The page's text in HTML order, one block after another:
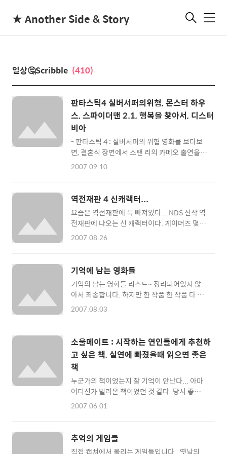
★ Another Side & Story 메
일상🤔Scribble (410)
판타스틱4 실버서퍼의위협, 몬스터 하우
스, 스파이더맨 2.1, 행복을 찾아서, 디스터
비아
- 판타스틱 4 : 실버서퍼의 위협 영화를 보다보
면, 결혼식 장면에서 스탠 리의 카메오 출연을
볼 수 있다. 자신이 초대되었을거라고 확신하는
연출했다.. - 몬스터 하우스 스티브 부세미의 목
소리가 나오는 것을 대번에 알 수 있는 작품.. 캐
랙터들의 표정이 살아있다... - 스파이더맨 2.1
스파이더맨 2 극장판에서 8분 정도 추가된 스파
이더맨 2.1 이 장면...스파이더맨 2.1에 추가된
알게되면 많은 것을 생각해 볼 수 있는 영화... -
디스터비아 디스터비아... 이 영화에서 스필버
그에게 뛰어난 연기실력을 인정받..
2007.09.10
역전재판 4 신캐랙터...
요즘은 역전재판에 푹 빠져있다... NDS 신작 역
전재판에 나오는 신 캐랙터이다. 게이머즈 몇월
호엔가 이 캐랙터가 전작의 히로인이라 쓰인것
역전재판 블로그 :
http://www3.capcom.co.jp/ds_saiban/blog/
역전재판 1,2,3, 공략페이지
http://soulbomb.wo.to/game/
역전재판 4에 나루호도(전작의 주인공) 출연한
때 나온 재미있는 추측 삽화 -조언자 -왠지 하렘
-사망 -호시카게화 -최종보스 -4대 코로시야(..
2007.08.26
기억에 남는 영화들
기억의 남는 영화들 리스트~ 정리되어있지 않
아서 죄송합니다. 하지만 한 작품 한 작품 다 볼
만한 영화들이에요~ The Natural.. 야구 영
씨전 (Executive Decision) 타임투 킬 더 고스
트 앤 다크니스 프라이멀 피어 에어버드 LA 탈
출 저주받은 아이들의 도시 (John
Carpenter's Village Of The Damned) 벅스
라이프 하이랜더 Buried Alive (생매장)
Johnny Mnemonic (코드명 J) 브레이크다운
그로스 포인트 블랭크 홍번구 플라이 포트리스
구니스 그밖에.. 드라이브 1996 콘택트
2007.08.03
소울메이트 : 시작하는 연인들에게 추천하
고 싶은 책, 실연에 빠졌을때 읽으면 좋은
책
누군가의 책이었는지 잘 기억이 안난다... 아마
어디선가 빌려온 책이었던 것 같다. 당시 좋아하
는 사람이 있었는데 이 책을 읽으면서 많은 것을
비공개 포스팅으로 남겨져 있는 것을 발견했다
^^ 지금 연애를 시작하는 연인들이라면 한번 추
2007.06.01
추억의 게임들
직접 캡쳐에서 올리는 게임들입니다.. 옛날의